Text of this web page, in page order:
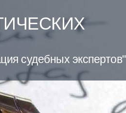
судебных экспертов"